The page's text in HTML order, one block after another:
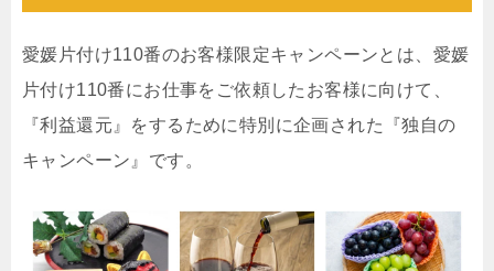
愛媛片付け110番のお客様限定キャンペーンとは、愛媛
片付け110番にお仕事をご依頼したお客様に向けて、
『利益還元』をするために特別に企画された『独自の
キャンペーン』です。